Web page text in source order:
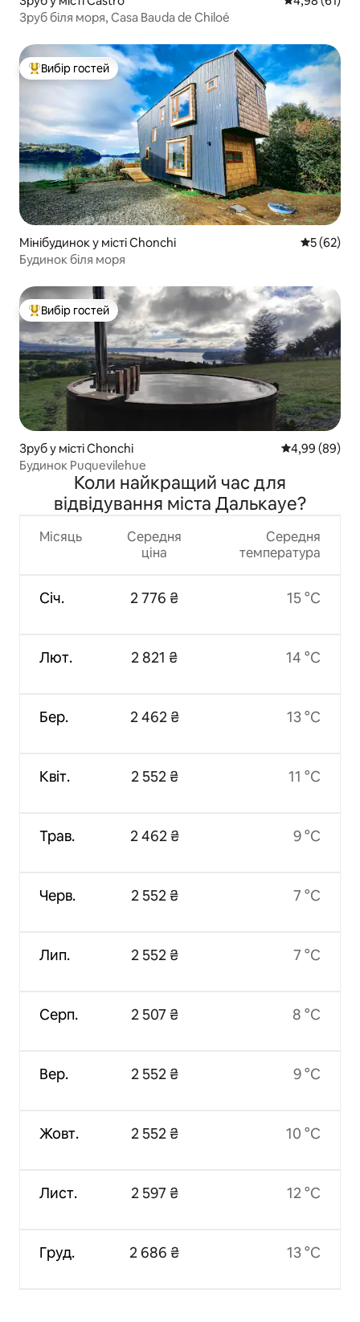
Зруб біля моря, Casa Bauda de Chiloé
Топ вибір гостей
Вибір гостей
Мінібудинок у місті Chonchi Середня
5 (62)
Будинок біля моря
Топ вибір гостей
Вибір гостей
Зруб у місті Chonchi Середня
4,99 (89)
Будинок Puquevilehue
Коли найкращий час для
відвідування міста Далькауе?
Місяць
Січ.
Лют.
Бер.
Квіт.
Трав.
Черв.
Лип.
Серп.
Вер.
Жовт.
Лист.
Груд.
Середня
ціна
2 776 ₴
2 821 ₴
2 462 ₴
2 552 ₴
2 462 ₴
2 552 ₴
2 552 ₴
2 507 ₴
2 552 ₴
2 552 ₴
2 597 ₴
2 686 ₴
Середня
температура
15 °C
14 °C
13 °C
11 °C
9 °C
7 °C
7 °C
8 °C
9 °C
10 °C
12 °C
13 °C